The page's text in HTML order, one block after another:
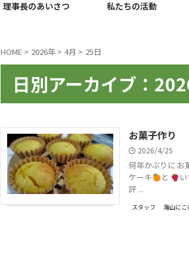
理事長のあいさつ 私たちの活動
HOME > 2026年 > 4月 > 25日
日別アーカイブ：
お菓子作り
2026/4/25
何年かぶりに お
ケーキ
と
評 ...
スタッフ 海山にこ